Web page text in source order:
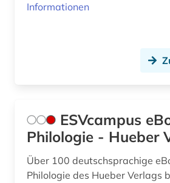
Informationen
ESVcampus
Philologie - Hueber
Über 100 deutschsprachige
Philologie des Hueber Verlags